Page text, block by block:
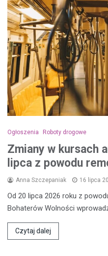
Ogłoszenia Roboty drogowe
Zmiany w kursach
lipca z powodu
Anna Szczepaniak 16 lipca
Od 20 lipca 2026 roku z
Bohaterów Wolności
Czytaj dalej